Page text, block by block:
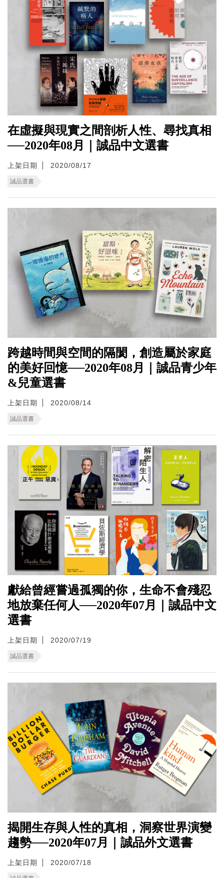
在虛擬與現實之間剖析人性、尋找真相
──2020年08月｜誠品中文選書
上架日期 2020/08/17
誠品選書
跨越時間與空間的隔閡，創造屬於家庭
的美好回憶──2020年08月｜誠品青少年
&兒童選書
上架日期 2020/08/14
誠品選書
獻給曾經嘗過孤獨的你，生命不會殘忍
地放棄任何人──2020年07月｜誠品中文
選書
上架日期 2020/07/19
誠品選書
揭開生存與人性的真相，洞察世界演變
趨勢──2020年07月｜誠品外文選書
上架日期 2020/07/18